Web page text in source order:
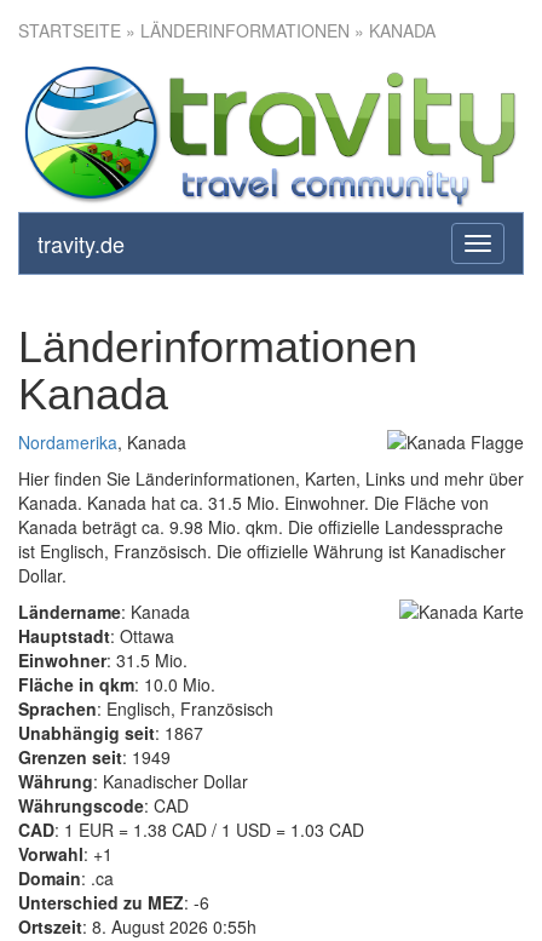
STARTSEITE » LÄNDERINFORMATIONEN » KANADA
toggle
travity.de
Länderinformationen
Kanada
Nordamerika, Kanada
Hier finden Sie Länderinformationen, Karten, Links und mehr über
Kanada. Kanada hat ca. 31.5 Mio. Einwohner. Die Fläche von
Kanada beträgt ca. 9.98 Mio. qkm. Die offizielle Landessprache
ist Englisch, Französisch. Die offizielle Währung ist Kanadischer
Dollar.
Ländername: Kanada
Hauptstadt: Ottawa
Einwohner: 31.5 Mio.
Fläche in qkm: 10.0 Mio.
Sprachen: Englisch, Französisch
Unabhängig seit: 1867
Grenzen seit: 1949
Währung: Kanadischer Dollar
Währungscode: CAD
CAD: 1 EUR = 1.38 CAD / 1 USD = 1.03 CAD
Vorwahl: +1
Domain: .ca
Unterschied zu MEZ: -6
Ortszeit: 8. August 2026 0:55h